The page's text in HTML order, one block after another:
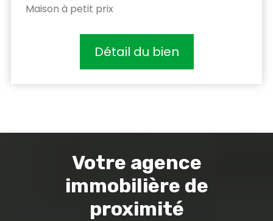
Maison à petit prix
Détail du bien
Votre agence
immobilière de
proximité